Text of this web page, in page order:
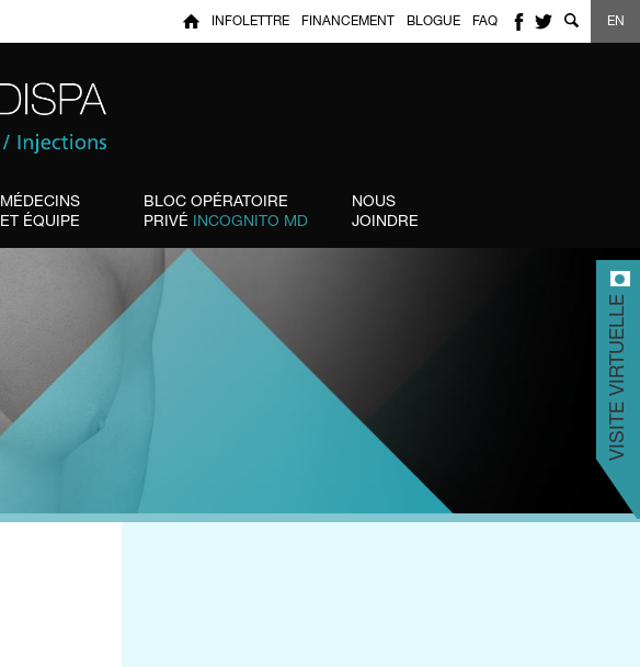
MÉDECINS
ET ÉQUIPE
BLOC OPÉRATOIRE
PRIVÉ INCOGNITO MD
NOUS
JOINDRE
INFOLETTRE FINANCEMENT BLOGUE FAQ EN
VISITE VIRTUELLE